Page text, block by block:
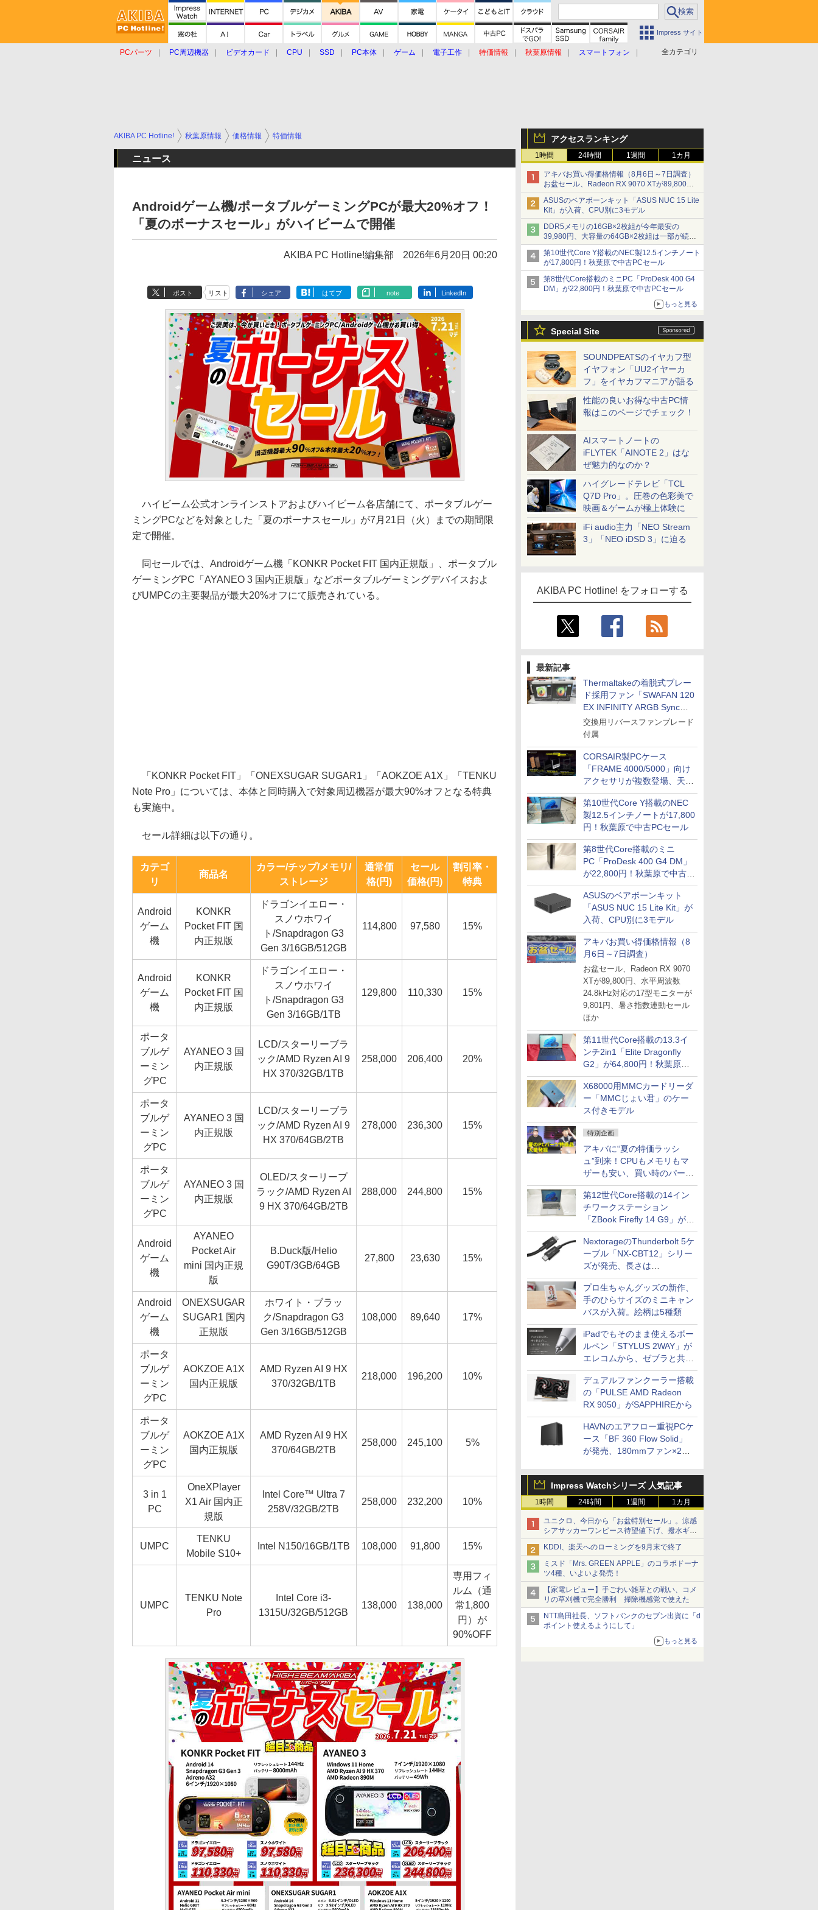
Impress サイト
全カテゴリ
PCパーツ PC周辺機器 ビデオカード CPU SSD PC本体 ゲーム 電子工作 特価情報 秋葉原情報
スマートフォン
アクセスランキング
1時間 24時間 1週間 1カ月
アキバお買い得価格情報（8月6日～7日調査）
お盆セール、Radeon RX 9070 XTが89,800
円、水平周波数24.8kHz対応の17型モニターが
9,801円、暑さ指数連動セール ほか
ASUSのベアボーンキット「ASUS NUC 15 Lite
Kit」が入荷、CPU別に3モデル
DDR5メモリの16GB×2枚組が今年最安の
39,980円、大容量の64GB×2枚組は一部が続騰
[8月前半のメモリ価格]
第10世代Core Y搭載のNEC製12.5インチノート
が17,800円！秋葉原で中古PCセール
第8世代Core搭載のミニPC「ProDesk 400 G4
DM」が22,800円！秋葉原で中古PCセール
もっと見る
Special Site
SOUNDPEATSのイヤカフ型
イヤフォン「UU2イヤーカ
フ」をイヤカフマニアが語る
性能の良いお得な中古PC情
報はこのページでチェック！
AIスマートノートの
iFLYTEK「AINOTE 2」はな
ぜ魅力的なのか？
ハイグレードテレビ「TCL
Q7D Pro」。圧巻の色彩美で
映画＆ゲームが極上体験に
iFi audio主力「NEO Stream
3」「NEO iDSD 3」に迫る
AKIBA PC Hotline! をフォローする
最新記事
Thermaltakeの着脱式ブレー
ド採用ファン「SWAFAN 120
EX INFINITY ARGB Sync」
に単品パッケージ
交換用リバースファンブレード
付属
CORSAIR製PCケース
「FRAME 4000/5000」向け
アクセサリが複数登場、天然
木製パネルや背面コネクタ対
応トレイなど
第10世代Core Y搭載のNEC
製12.5インチノートが17,800
円！秋葉原で中古PCセール
第8世代Core搭載のミニ
PC「ProDesk 400 G4 DM」
が22,800円！秋葉原で中古
PCセール
ASUSのベアボーンキット
「ASUS NUC 15 Lite Kit」が
入荷、CPU別に3モデル
アキバお買い得価格情報（8
月6日～7日調査）
お盆セール、Radeon RX 9070
XTが89,800円、水平周波数
24.8kHz対応の17型モニターが
9,801円、暑さ指数連動セール
ほか
第11世代Core搭載の13.3イ
ンチ2in1「Elite Dragonfly
G2」が64,800円！秋葉原で
中古PCセール
X68000用MMCカードリーダ
ー「MMCじょい君」のケー
ス付きモデル
特別企画
アキバに“夏の特価ラッシ
ュ”到来！CPUもメモリもマ
ザーも安い、買い時のパーツ
は？【8月7日(金)22時配信】
第12世代Core搭載の14イン
チワークステーション
「ZBook Firefly 14 G9」が
79,800円！秋葉原で中古PC
セール
NextorageのThunderbolt 5ケ
ーブル「NX-CBT12」シリー
ズが発売、長さは
30cm/50cm/1mの3種類
プロ生ちゃんグッズの新作、
手のひらサイズのミニキャン
バスが入荷。絵柄は5種類
iPadでもそのまま使えるボー
ルペン「STYLUS 2WAY」が
エレコムから、ゼブラと共同
開発
デュアルファンクーラー搭載
の「PULSE AMD Radeon
RX 9050」がSAPPHIREから
HAVNのエアフロー重視PCケ
ース「BF 360 Flow Solid」
が発売、180mmファン×2搭
Impress Watchシリーズ 人気記事
1時間 24時間 1週間 1カ月
ユニクロ、今日から「お盆特別セール」。涼感
シアサッカーワンピース待望値下げ、撥水ギア
ショーツは1990円に
KDDI、楽天へのローミングを9月末で終了
ミスド「Mrs. GREEN APPLE」のコラボドーナ
ツ4種、いよいよ発売！
【家電レビュー】手ごわい雑草との戦い、コメ
リの草刈機で完全勝利 掃除機感覚で使えた
NTT島田社長、ソフトバンクのセブン出資に「d
ポイント使えるようにして」
もっと見る
AKIBA PC Hotline! 秋葉原情報 価格情報 特価情報
ニュース
Androidゲーム機/ポータブルゲーミングPCが最大20%オフ！
「夏のボーナスセール」がハイビームで開催
AKIBA PC Hotline!編集部 2026年6月20日 00:20
ポスト リスト シェア はてブ note LinkedIn
ハイビーム公式オンラインストアおよびハイビーム各店舗にて、ポータブルゲー
ミングPCなどを対象とした「夏のボーナスセール」が7月21日（火）までの期間限
定で開催。
同セールでは、Androidゲーム機「KONKR Pocket FIT 国内正規版」、ポータブル
ゲーミングPC「AYANEO 3 国内正規版」などポータブルゲーミングデバイスおよ
びUMPCの主要製品が最大20%オフにて販売されている。
「KONKR Pocket FIT」「ONEXSUGAR SUGAR1」「AOKZOE A1X」「TENKU
Note Pro」については、本体と同時購入で対象周辺機器が最大90%オフとなる特典
も実施中。
セール詳細は以下の通り。
カテゴ
リ
商品名
カラー/チップ/メモリ/
ストレージ
通常価
格(円)
セール
価格(円)
割引率・
特典
Android
ゲーム
機
KONKR
Pocket FIT 国
内正規版
ドラゴンイエロー・
スノウホワイ
ト/Snapdragon G3
Gen 3/16GB/512GB
114,800 97,580 15%
Android
ゲーム
機
KONKR
Pocket FIT 国
内正規版
ドラゴンイエロー・
スノウホワイ
ト/Snapdragon G3
Gen 3/16GB/1TB
129,800 110,330 15%
ポータ
ブルゲ
ーミン
グPC
AYANEO 3 国
内正規版
LCD/スターリーブラ
ック/AMD Ryzen AI 9
HX 370/32GB/1TB
258,000 206,400 20%
ポータ
ブルゲ
ーミン
グPC
AYANEO 3 国
内正規版
LCD/スターリーブラ
ック/AMD Ryzen AI 9
HX 370/64GB/2TB
278,000 236,300 15%
ポータ
ブルゲ
ーミン
グPC
AYANEO 3 国
内正規版
OLED/スターリーブ
ラック/AMD Ryzen AI
9 HX 370/64GB/2TB
288,000 244,800 15%
Android
ゲーム
機
AYANEO
Pocket Air
mini 国内正規
版
B.Duck版/Helio
G90T/3GB/64GB
27,800 23,630 15%
Android
ゲーム
機
ONEXSUGAR
SUGAR1 国内
正規版
ホワイト・ブラッ
ク/Snapdragon G3
Gen 3/16GB/512GB
108,000 89,640 17%
ポータ
ブルゲ
ーミン
グPC
AOKZOE A1X
国内正規版
AMD Ryzen AI 9 HX
370/32GB/1TB
218,000 196,200 10%
ポータ
ブルゲ
ーミン
グPC
AOKZOE A1X
国内正規版
AMD Ryzen AI 9 HX
370/64GB/2TB
258,000 245,100 5%
3 in 1
PC
OneXPlayer
X1 Air 国内正
規版
Intel Core™ Ultra 7
258V/32GB/2TB
258,000 232,200 10%
UMPC
TENKU
Mobile S10+
Intel N150/16GB/1TB 108,000 91,800 15%
UMPC
TENKU Note
Pro
Intel Core i3-
1315U/32GB/512GB
138,000 138,000
専用フィ
ルム（通
常1,800
円）が
90%OFF